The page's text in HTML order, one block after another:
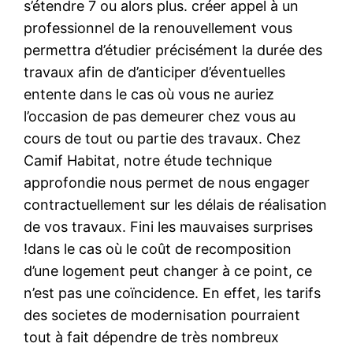
s’étendre 7 ou alors plus. créer appel à un
professionnel de la renouvellement vous
permettra d’étudier précisément la durée des
travaux afin de d’anticiper d’éventuelles
entente dans le cas où vous ne auriez
l’occasion de pas demeurer chez vous au
cours de tout ou partie des travaux. Chez
Camif Habitat, notre étude technique
approfondie nous permet de nous engager
contractuellement sur les délais de réalisation
de vos travaux. Fini les mauvaises surprises
!dans le cas où le coût de recomposition
d’une logement peut changer à ce point, ce
n’est pas une coïncidence. En effet, les tarifs
des societes de modernisation pourraient
tout à fait dépendre de très nombreux